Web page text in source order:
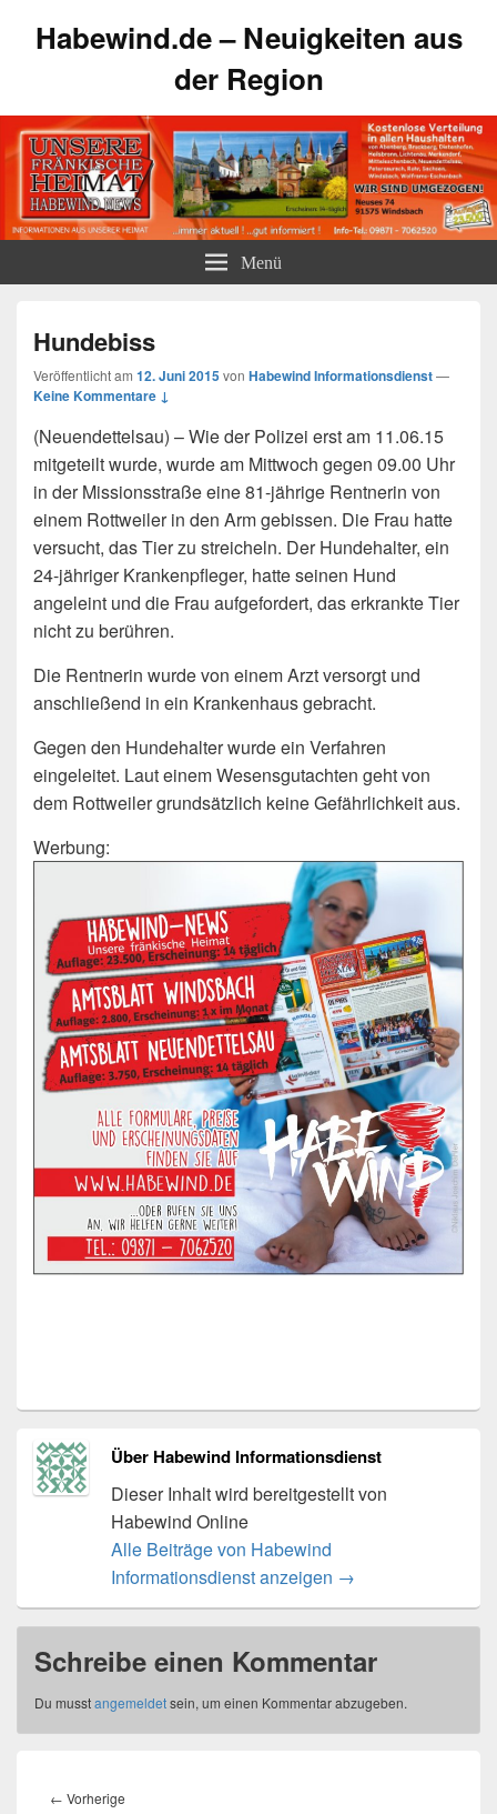
Habewind.de – Neuigkeiten aus
der Region
Menü
Hundebiss
Veröffentlicht am 12. Juni 2015von Habewind Informationsdienst—
Keine Kommentare ↓
(Neuendettelsau) – Wie der Polizei erst am 11.06.15
mitgeteilt wurde, wurde am Mittwoch gegen 09.00 Uhr
in der Missionsstraße eine 81-jährige Rentnerin von
einem Rottweiler in den Arm gebissen. Die Frau hatte
versucht, das Tier zu streicheln. Der Hundehalter, ein
24-jähriger Krankenpfleger, hatte seinen Hund
angeleint und die Frau aufgefordert, das erkrankte Tier
nicht zu berühren.
Die Rentnerin wurde von einem Arzt versorgt und
anschließend in ein Krankenhaus gebracht.
Gegen den Hundehalter wurde ein Verfahren
eingeleitet. Laut einem Wesensgutachten geht von
dem Rottweiler grundsätzlich keine Gefährlichkeit aus.
Werbung:
Über Habewind Informationsdienst
Dieser Inhalt wird bereitgestellt von
Habewind Online
Alle Beiträge von Habewind
Informationsdienst anzeigen →
Schreibe einen Kommentar
Du musstangemeldetsein, um einen Kommentar abzugeben.
← Vorherige